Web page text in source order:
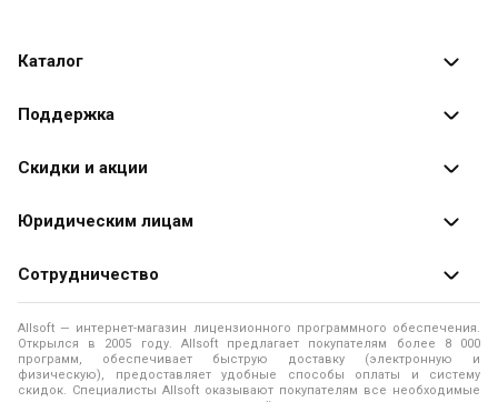
Каталог
Каталог программ
Поддержка
Оплата заказов
Доставка заказа
Помощь
Правила продажи
Политика использования файлов Cookie
Скидки и акции
Специальные
Юридическим лицам
Продажа программ юридическим лицам
О лицензировании программного обеспечения
Программы для компьютера
Контакты
Сотрудничество
О магазине
Адреса и телефоны
Новости
Allsoft — интернет-магазин лицензионного программного обеспечения.
Открылся в 2005 году. Allsoft предлагает покупателям более 8 000
программ, обеспечивает быструю доставку (электронную и
физическую), предоставляет удобные способы оплаты и систему
скидок. Специалисты Allsoft оказывают покупателям все необходимые